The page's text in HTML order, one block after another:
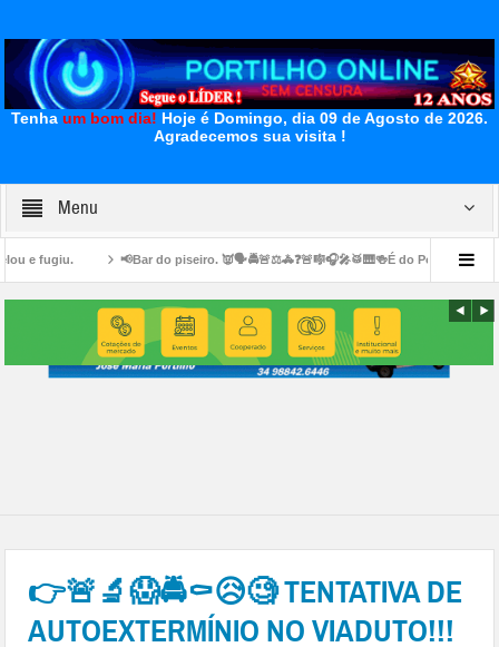
Tenha um bom dia! Hoje é Domingo, dia 09 de Agosto de 2026.
Agradecemos sua visita !
Menu
📢Bar do piseiro. 👿🗣🚔🚨⚖🚓❓🚨🎼🎧🎤🥁🎹🍻É do Portilho? Aqui no Bairro Serra
👉😪🙌🙏🙏🙏Bom dia, Portilho! Tudo bem?
👉🚨🔬😱🚔⚰😥🧐 TENTATIVA DE
AUTOEXTERMÍNIO NO VIADUTO!!!